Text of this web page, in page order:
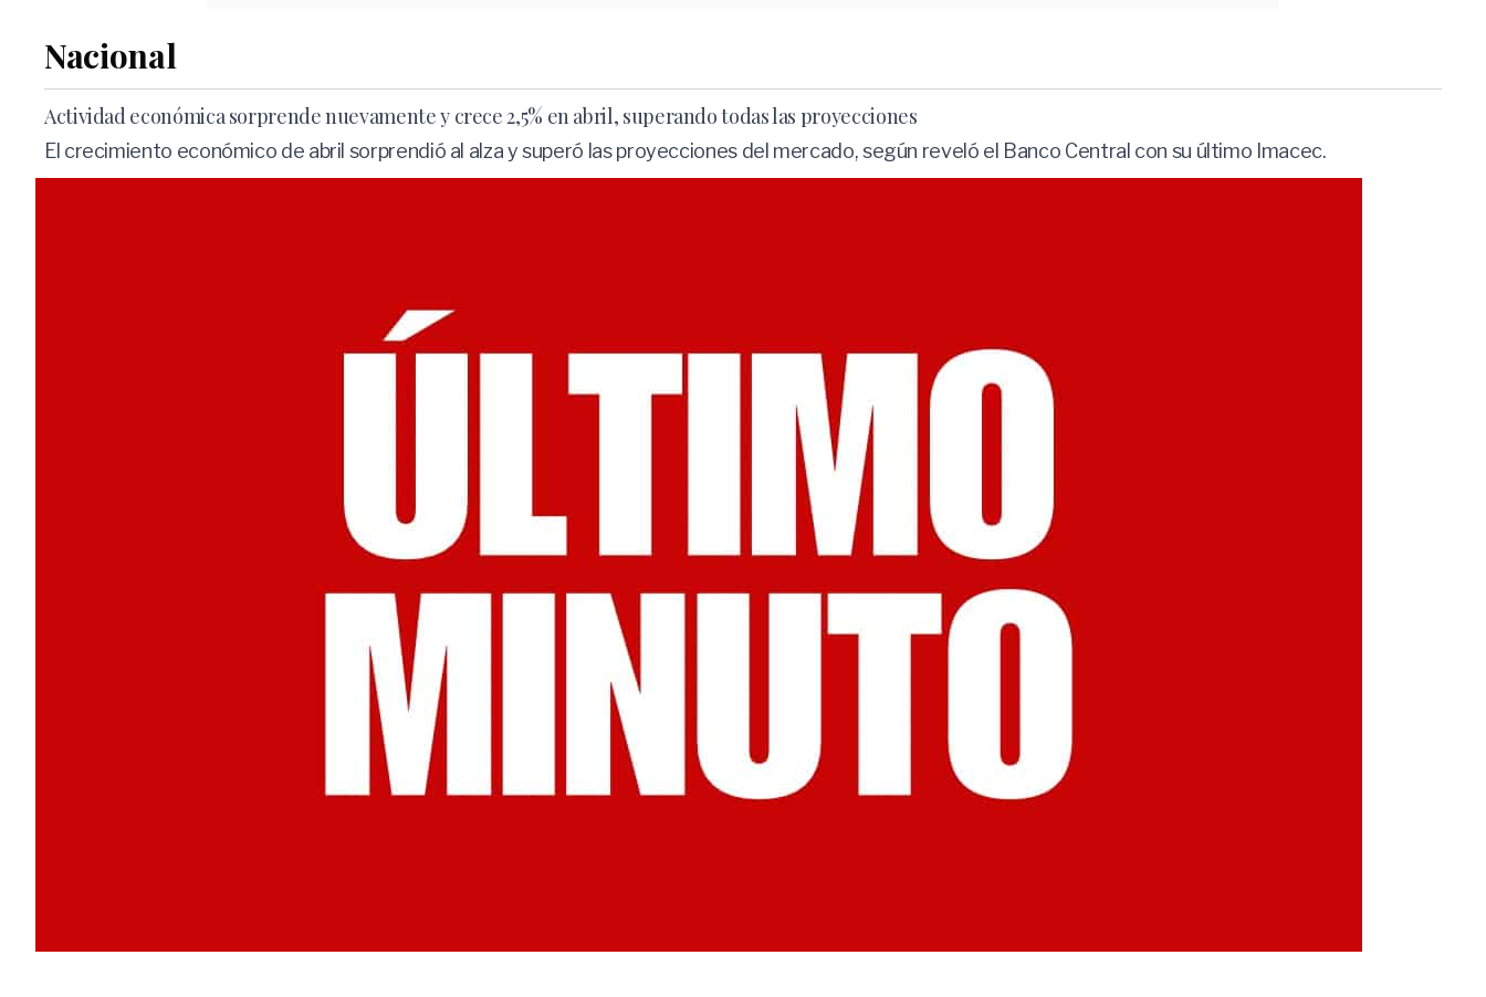
Nacional
Actividad económica sorprende nuevamente y crece 2,5% en abril, superando todas las proyecciones
El crecimiento económico de abril sorprendió al alza y superó las proyecciones del mercado, según reveló el Banco Central con su último Imacec.